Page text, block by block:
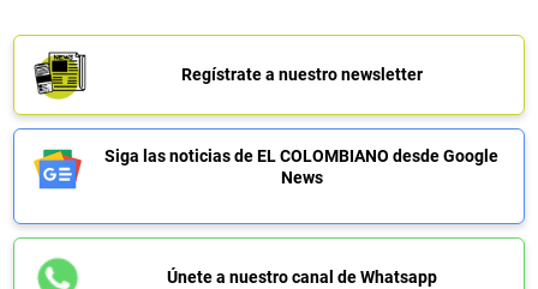
Regístrate a nuestro newsletter
Siga las noticias de EL COLOMBIANO desde Google
News
Únete a nuestro canal de Whatsapp